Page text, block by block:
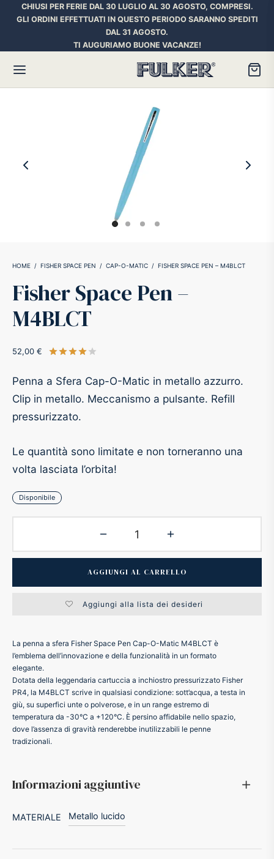
CHIUSI PER FERIE DAL 30 LUGLIO AL 30 AGOSTO, COMPRESI.
GLI ORDINI EFFETTUATI IN QUESTO PERIODO SARANNO SPEDITI
DAL 31 AGOSTO.
TI AUGURIAMO BUONE VACANZE!
HOME / FISHER SPACE PEN / CAP-O-MATIC / FISHER SPACE PEN – M4BLCT
Fisher Space Pen –
M4BLCT
52,00 €
Penna a Sfera Cap-O-Matic in metallo azzurro.
Clip in metallo. Meccanismo a pulsante. Refill
pressurizzato.
Le quantità sono limitate e non torneranno una
volta lasciata l’orbita!
Disponibile
AGGIUNGI AL CARRELLO
Aggiungi alla lista dei desideri
La penna a sfera Fisher Space Pen Cap-O-Matic M4BLCT è
l’emblema dell’innovazione e della funzionalità in un formato
elegante.
Dotata della leggendaria cartuccia a inchiostro pressurizzato Fisher
PR4, la M4BLCT scrive in qualsiasi condizione: sott’acqua, a testa in
giù, su superfici unte o polverose, e in un range estremo di
temperatura da -30°C a +120°C. È persino affidabile nello spazio,
dove l’assenza di gravità renderebbe inutilizzabili le penne
tradizionali.
Informazioni aggiuntive
MATERIALE Metallo lucido
SPACE PEN
Matic
Astronaut Space Pen
pressurizzato
PENNE
E INCHIOSTRI
Penne Stilografiche
Penne Roller